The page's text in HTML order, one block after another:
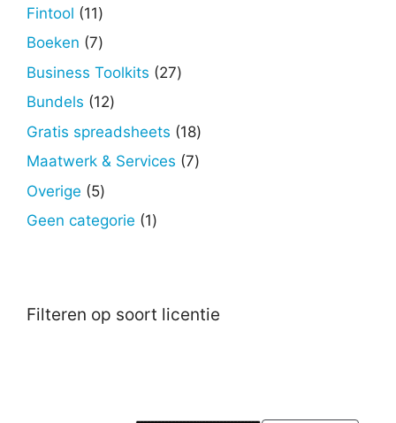
Fintool 1111
producten
Boeken 77
producten
Business Toolkits 2727
Bundels 1212
producten
Gratis spreadsheets 1818
producten
Maatwerk & Services 77
Overige 55
producten
Geen categorie 11
Filteren op soort licentie